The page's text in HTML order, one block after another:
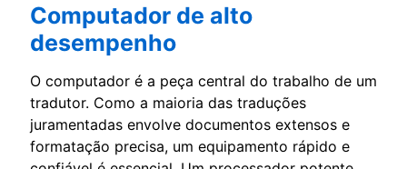
Computador de alto
desempenho
O computador é a peça central do trabalho de um
tradutor. Como a maioria das traduções
juramentadas envolve documentos extensos e
formatação precisa, um equipamento rápido e